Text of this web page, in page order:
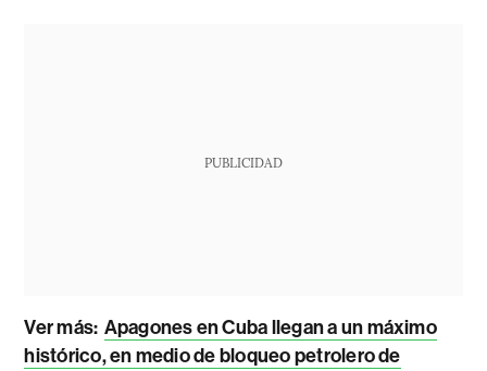
PUBLICIDAD
Ver más: Apagones en Cuba llegan a un máximo
histórico, en medio de bloqueo petrolero de